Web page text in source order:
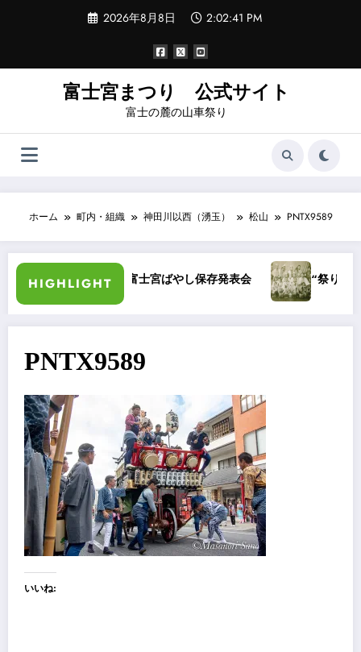
ツ
2026年8月8日 2:02:42 PM
富士宮まつり 公式サイト
富士の麓の山車祭り
ホーム 町内・組織 神田川以西（湧玉） 松山 PNTX9589
HIGHLIGHT
昭和40年富士宮ばやし保存発表会 “祭りばやし”
PNTX9589
いいね: